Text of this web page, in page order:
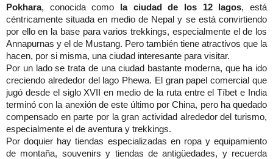
Pokhara, conocida como la ciudad de los 12 lagos, está
céntricamente situada en medio de Nepal y se está convirtiendo
por ello en la base para varios trekkings, especialmente el de los
Annapurnas y el de Mustang. Pero también tiene atractivos que la
hacen, por si misma, una ciudad interesante para visitar.
Por un lado se trata de una ciudad bastante moderna, que ha ido
creciendo alrededor del lago Phewa. El gran papel comercial que
jugó desde el siglo XVII en medio de la ruta entre el Tíbet e India
terminó con la anexión de este último por China, pero ha quedado
compensado en parte por la gran actividad alrededor del turismo,
especialmente el de aventura y trekkings.
Por doquier hay tiendas especializadas en ropa y equipamiento
de montaña, souvenirs y tiendas de antigüedades, y recuerda